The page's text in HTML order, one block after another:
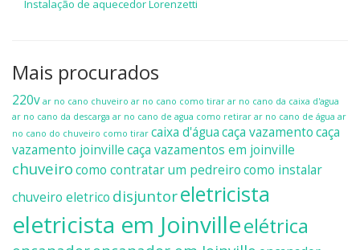
Instalação de aquecedor Lorenzetti
Mais procurados
220v ar no cano chuveiro ar no cano como tirar ar no cano da caixa d'agua
ar no cano da descarga ar no cano de agua como retirar ar no cano de água ar
no cano do chuveiro como tirar caixa d'águacaça vazamentocaça
vazamento joinvillecaça vazamentos em joinville
chuveirocomo contratar um pedreirocomo instalar
chuveiro eletrico disjuntoreletricista
eletricista em Joinvilleelétrica